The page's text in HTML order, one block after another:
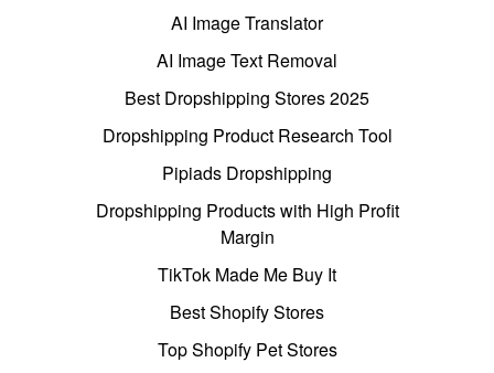
AI Image Translator
AI Image Text Removal
Best Dropshipping Stores 2025
Dropshipping Product Research Tool
Pipiads Dropshipping
Dropshipping Products with High Profit
Margin
TikTok Made Me Buy It
Best Shopify Stores
Top Shopify Pet Stores